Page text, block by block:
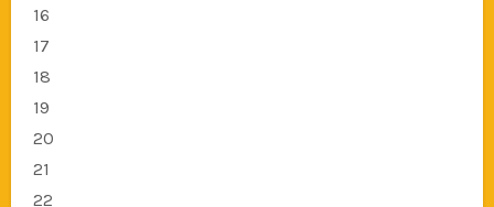
16
17
18
19
20
21
22